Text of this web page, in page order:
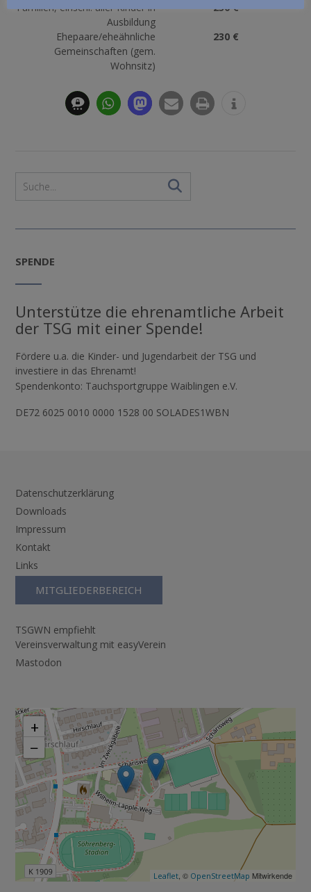
Familien, einschl. aller Kinder in
Ausbildung
230 €
Ehepaare/eheähnliche
Gemeinschaften (gem.
Wohnsitz)
230 €
SPENDE
Unterstütze die ehrenamtliche Arbeit
der TSG mit einer Spende!
Fördere u.a. die Kinder- und Jugendarbeit der TSG und
investiere in das Ehrenamt!
Spendenkonto: Tauchsportgruppe Waiblingen e.V.
DE72 6025 0010 0000 1528 00 SOLADES1WBN
Datenschutzerklärung
Downloads
Impressum
Kontakt
Links
MITGLIEDERBEREICH
TSGWN empfiehlt
Vereinsverwaltung mit easyVerein
Mastodon
+
−
Leaflet , © OpenStreetMap Mitwirkende